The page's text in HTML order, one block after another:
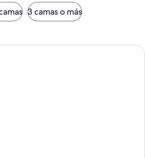
3 camas o más
Una habitación de hotel con una